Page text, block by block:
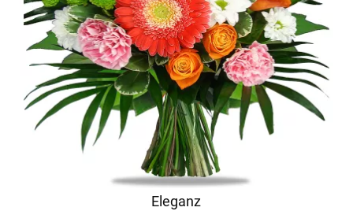
Eleganz